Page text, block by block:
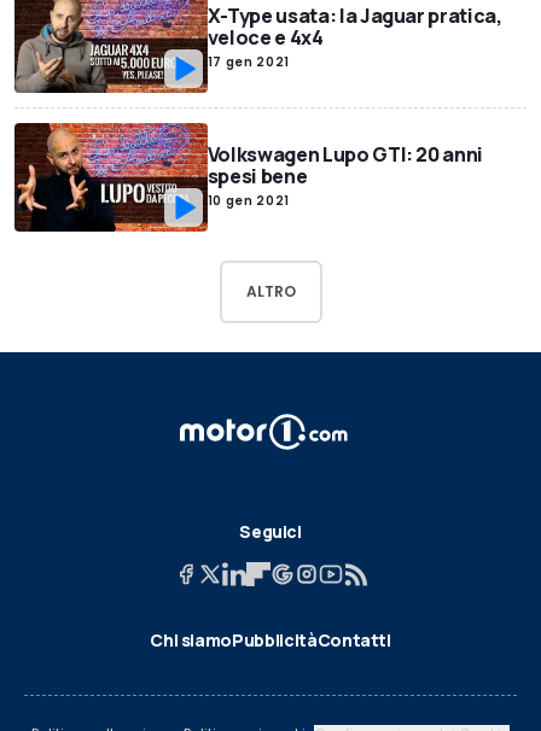
X-Type usata: la Jaguar pratica,
veloce e 4x4
17 gen 2021
Volkswagen Lupo GTI: 20 anni
spesi bene
10 gen 2021
ALTRO
Seguici
Chi siamoPubblicitàContatti